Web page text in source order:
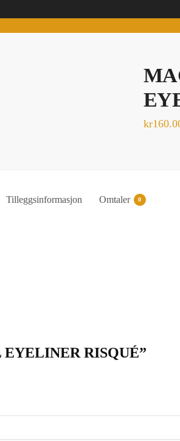
kr
Tilleggsinformasjon Omtaler 0
RISQUÉ”